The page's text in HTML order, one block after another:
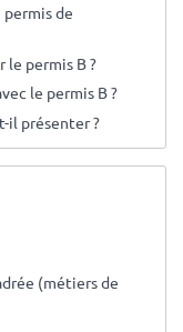
de
le permis B ?
le permis B ?
il présenter ?
(métiers de